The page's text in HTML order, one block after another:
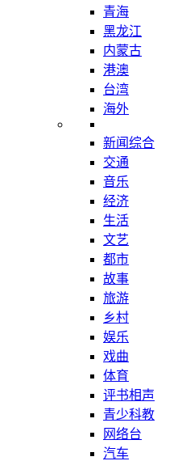
青海
黑龙江
内蒙古
港澳
台湾
海外
新闻综合
交通
音乐
经济
生活
文艺
都市
故事
旅游
乡村
娱乐
戏曲
体育
评书相声
青少科教
网络台
汽车